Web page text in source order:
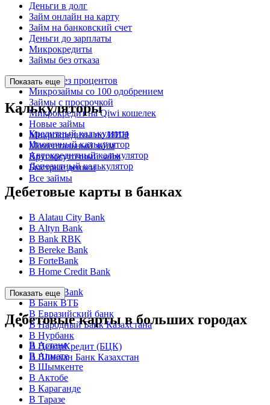
Деньги в долг
Займ онлайн на карту
Займ на банковский счет
Деньги до зарплаты
Микрокредиты
Займы без отказа
Займы без процентов
Микрозаймы со 100 одобрением
Займы с просрочкой
Микрокредит на Qiwi кошелек
Новые займы
Микрокредиты по ИИН
Моментальный займ
Круглосуточный займ
Быстрые деньги
Все займы
Показать еще
Калькуляторы
Кредитный калькулятор
Ипотечный калькулятор
Автокредитный калькулятор
Депозитный калькулятор
Дебетовые карты в банках
В Alatau City Bank
В Altyn Bank
В Bank RBK
В Bereke Bank
В ForteBank
В Home Credit Bank
В Kaspi Bank
В Банк ВТБ
В Евразийский банк
В Народный Банк Казахстана
В Нурбанк
В ЦентрКредит (БЦК)
В Шинхан Банк Казахстан
Показать еще
Дебетовые карты в больших городах
В Астане
В Алмате
В Шымкенте
В Актобе
В Караганде
В Таразе